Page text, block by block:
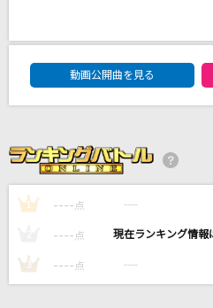
中島みゆき
[プロオケ]風の詩を聴かせ
桑田佳祐
[生音]突然
DAM★ともボーカルエ
動画公開曲を見る
1 ---- 点 ----
---- 点 ----
3 ---- 点 ----